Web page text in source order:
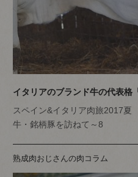
イタリアのブランド牛の代表格
スペイン&イタリア肉旅2017
牛・銘柄豚を訪ねて～8
熟成肉おじさんの肉コラム